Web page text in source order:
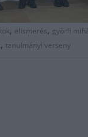
, elismerés, györfi
, tanulmányi verseny